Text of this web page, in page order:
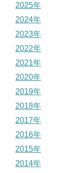
2025年
2024年
2023年
2022年
2021年
2020年
2019年
2018年
2017年
2016年
2015年
2014年